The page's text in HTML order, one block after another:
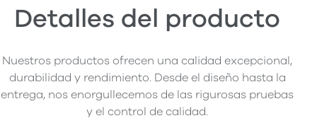
Detalles del producto
Nuestros productos ofrecen una calidad excepcional,
durabilidad y rendimiento. Desde el diseño hasta la
entrega, nos enorgullecemos de las rigurosas pruebas
y el control de calidad.